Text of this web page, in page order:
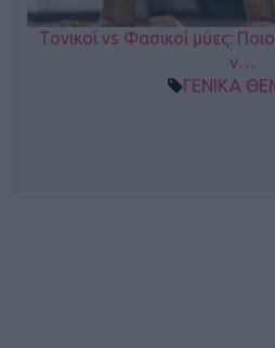
Τονικοί vs Φασικοί μύες:
ν…
ΓΕΝΙΚΑ